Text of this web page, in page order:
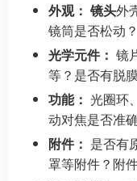
外观： 镜头外
镜筒是否松动？
光学元件： 镜
等？是否有脱
功能： 光圈环
动对焦是否准
附件： 是否有
罩等附件？附